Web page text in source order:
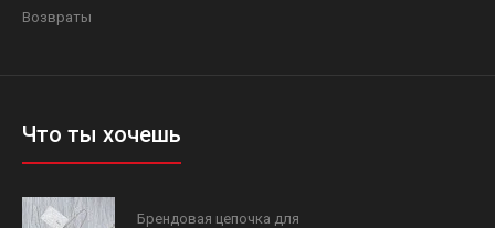
Возвраты
Что ты хочешь
Брендовая цепочка для